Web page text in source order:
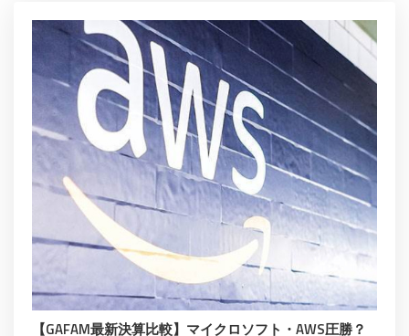
【GAFAM最新決算比較】マイクロソフト・AWS圧勝？